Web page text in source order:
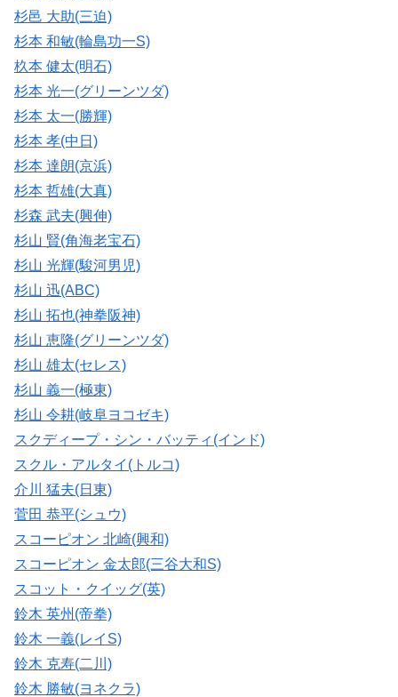
杉邑 大助(三迫)
杉本 和敏(輪島功一S)
杦本 健太(明石)
杉本 光一(グリーンツダ)
杉本 太一(勝輝)
杉本 孝(中日)
杉本 達朗(京浜)
杉本 哲雄(大真)
杉森 武夫(興伸)
杉山 賢(角海老宝石)
杉山 光輝(駿河男児)
杉山 迅(ABC)
杉山 拓也(神拳阪神)
杉山 恵隆(グリーンツダ)
杉山 雄太(セレス)
杉山 義一(極東)
杉山 令耕(岐阜ヨコゼキ)
スクディープ・シン・バッティ(インド)
スクル・アルタイ(トルコ)
介川 猛夫(日東)
菅田 恭平(シュウ)
スコーピオン 北崎(興和)
スコーピオン 金太郎(三谷大和S)
スコット・クイッグ(英)
鈴木 英州(帝拳)
鈴木 一義(レイS)
鈴木 克寿(二川)
鈴木 勝敏(ヨネクラ)